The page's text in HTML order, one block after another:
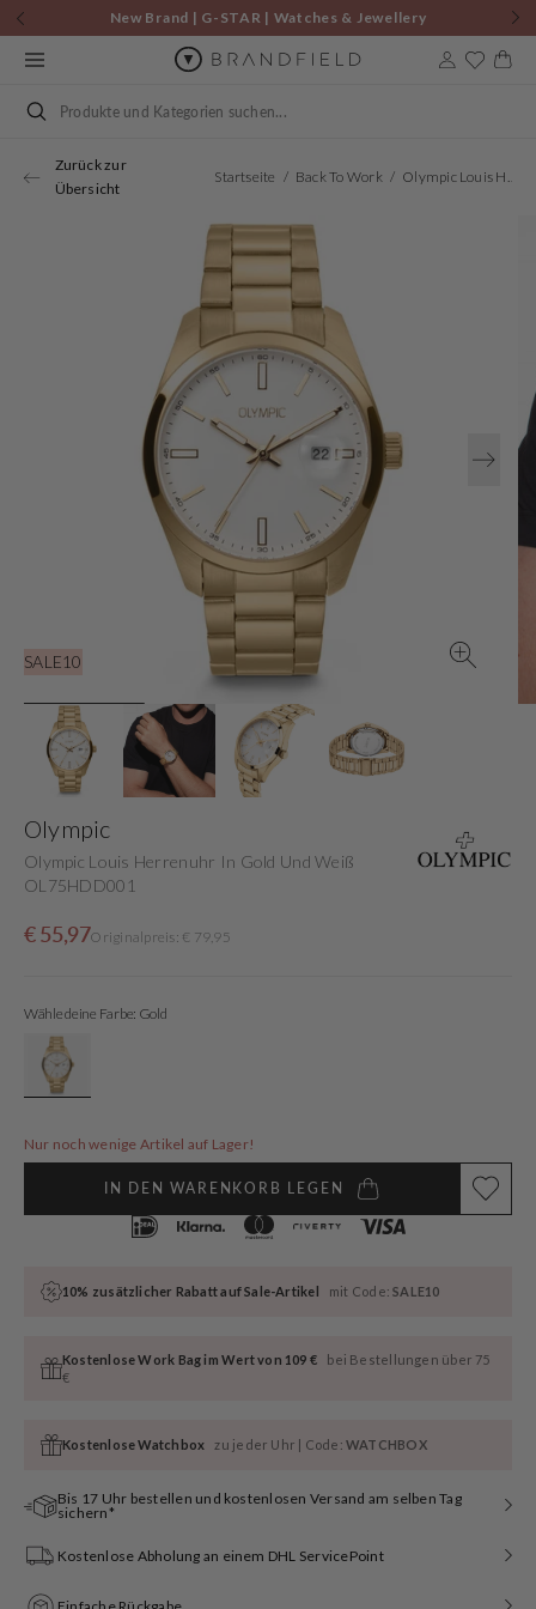
Zum
Inhalt
springen
New Brand | G-STAR | Watches & Jewellery
Suchen
Zurück zur
Übersicht
Startseite Back To Work Olympic Louis Herrenuhr In Gold Und Weiß OL75HDD001
SALE10
Öffnen
der
Galerieansicht
Olympic
Olympic Louis Herrenuhr In Gold Und Weiß
OL75HDD001
Verkaufspreis
€ 55,97
NormalerOriginalpreis: € 79,95
Wähle deine Farbe: Gold
Nur noch wenige Artikel auf Lager!
IN DEN WARENKORB LEGEN
10% zusätzlicher Rabatt auf Sale-Artikel mit Code:SALE10
Kostenlose Work Bag im Wert von 109 €
bei Bestellungen über 75
€
Kostenlose Watchbox zu jeder Uhr | Code:WATCHBOX
Bis 17 Uhr bestellen und kostenlosen Versand am selben Tag
sichern*
Kostenlose Abholung an einem DHL ServicePoint